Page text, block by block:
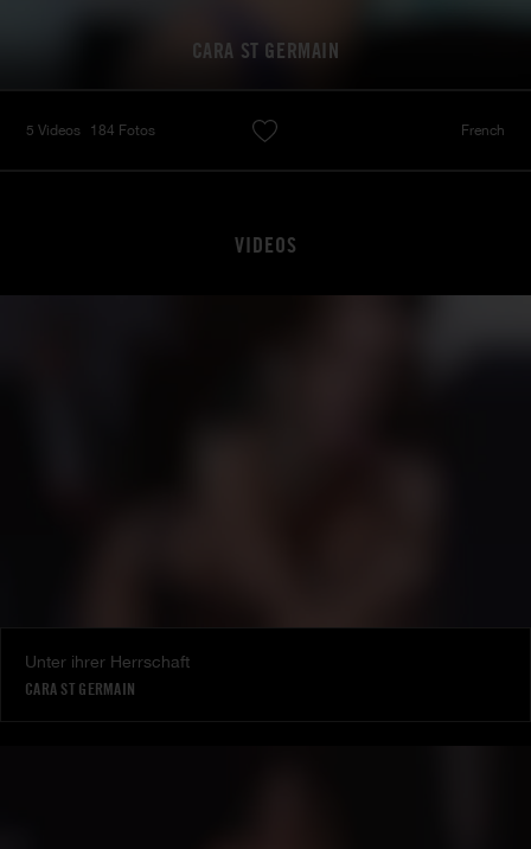
CARA ST GERMAIN
5 Videos 184 Fotos French
VIDEOS
Unter ihrer Herrschaft
CARA ST GERMAIN